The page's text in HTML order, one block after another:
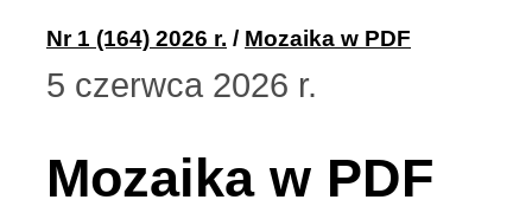
Nr 1 (164) 2026 r. / Mozaika w PDF
5 czerwca 2026 r.
Mozaika w PDF